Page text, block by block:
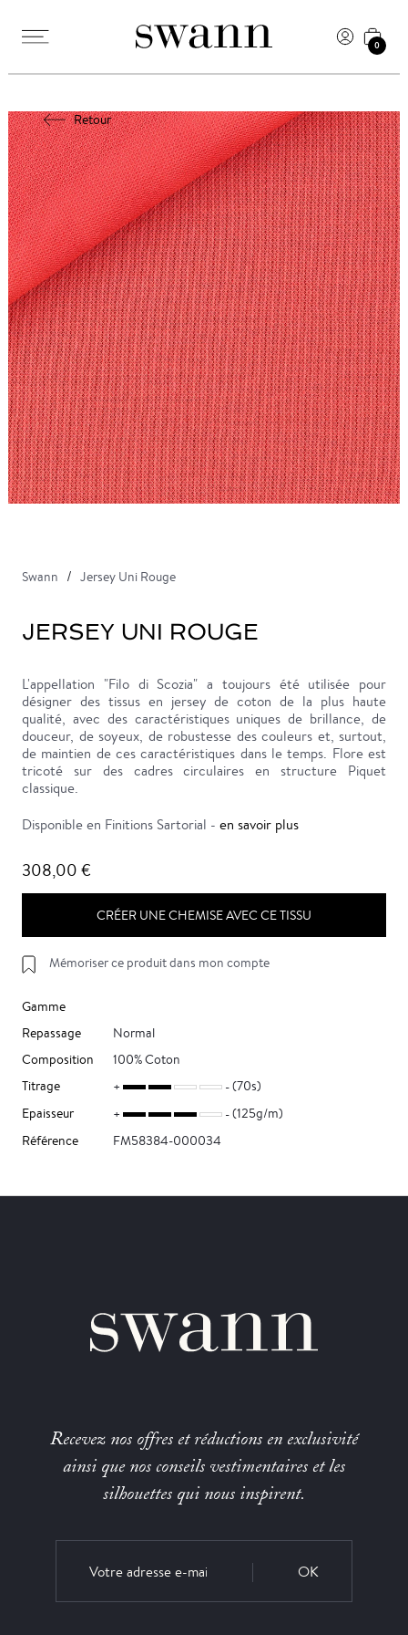
0
Retour
Swann Jersey Uni Rouge
JERSEY UNI ROUGE
L'appellation "Filo di Scozia" a toujours été utilisée pour
désigner des tissus en jersey de coton de la plus haute
qualité, avec des caractéristiques uniques de brillance, de
douceur, de soyeux, de robustesse des couleurs et, surtout,
de maintien de ces caractéristiques dans le temps. Flore est
tricoté sur des cadres circulaires en structure Piquet
classique.
Disponible en Finitions Sartorial - en savoir plus
308,00 €
CRÉER UNE CHEMISE AVEC CE TISSU
Mémoriser ce produit dans mon compte
Gamme
Repassage
Normal
Composition
100% Coton
Titrage
(70s)
Epaisseur
(125g/m)
Référence
FM58384-000034
Recevez nos offres et réductions en exclusivité
ainsi que nos conseils vestimentaires et les
silhouettes qui nous inspirent.
OK